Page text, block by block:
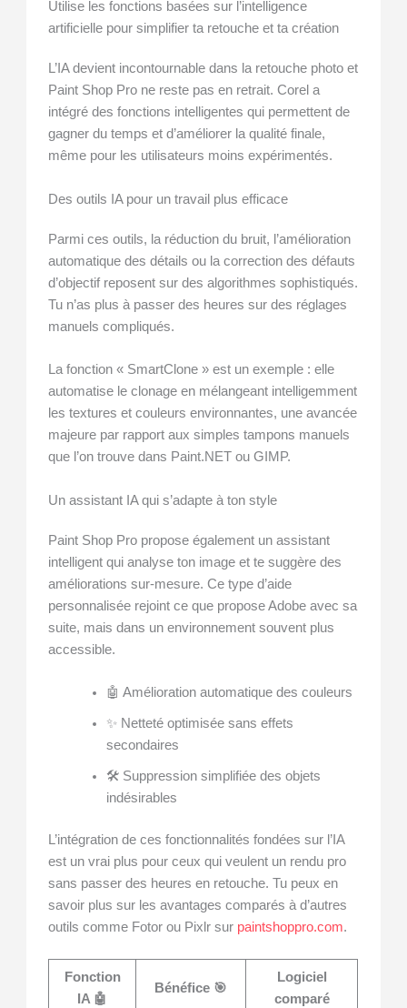
Utilise les fonctions basées sur l’intelligence
artificielle pour simplifier ta retouche et ta création
L’IA devient incontournable dans la retouche photo et
Paint Shop Pro ne reste pas en retrait. Corel a
intégré des fonctions intelligentes qui permettent de
gagner du temps et d’améliorer la qualité finale,
même pour les utilisateurs moins expérimentés.
Des outils IA pour un travail plus efficace
Parmi ces outils, la réduction du bruit, l’amélioration
automatique des détails ou la correction des défauts
d’objectif reposent sur des algorithmes sophistiqués.
Tu n’as plus à passer des heures sur des réglages
manuels compliqués.
La fonction « SmartClone » est un exemple : elle
automatise le clonage en mélangeant intelligemment
les textures et couleurs environnantes, une avancée
majeure par rapport aux simples tampons manuels
que l’on trouve dans Paint.NET ou GIMP.
Un assistant IA qui s’adapte à ton style
Paint Shop Pro propose également un assistant
intelligent qui analyse ton image et te suggère des
améliorations sur-mesure. Ce type d’aide
personnalisée rejoint ce que propose Adobe avec sa
suite, mais dans un environnement souvent plus
accessible.
🤖 Amélioration automatique des couleurs
✨ Netteté optimisée sans effets
secondaires
🛠️ Suppression simplifiée des objets
indésirables
L’intégration de ces fonctionnalités fondées sur l’IA
est un vrai plus pour ceux qui veulent un rendu pro
sans passer des heures en retouche. Tu peux en
savoir plus sur les avantages comparés à d’autres
outils comme Fotor ou Pixlr sur paintshoppro.com.
Fonction
IA 🤖
Bénéfice 🎯
Logiciel
comparé